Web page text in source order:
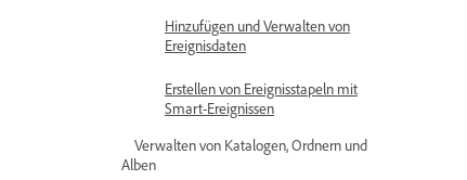
Hinzufügen und Verwalten von
Ereignisdaten
Erstellen von Ereignisstapeln mit
Smart-Ereignissen
Verwalten von Katalogen, Ordnern und
Alben